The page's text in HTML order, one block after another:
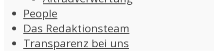
People
Das Redaktionsteam
Transparenz bei uns